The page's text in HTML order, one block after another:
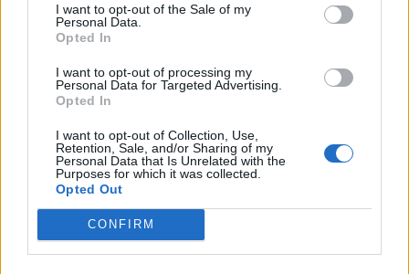
I want to opt-out of the Sale of my
Personal Data.
Opted In
I want to opt-out of processing my
Personal Data for Targeted Advertising.
Opted In
I want to opt-out of Collection, Use,
Retention, Sale, and/or Sharing of my
Personal Data that Is Unrelated with the
Purposes for which it was collected.
Opted Out
CONFIRM
Tags:ΑΙΜΟΡΡΑΓΙΚΟ ΕΓΚΕΦΑΛΙΚΟ,ΕΓΚΕΦΑΛΙΚΟ
ΕΙΔΗΣΕΙΣ